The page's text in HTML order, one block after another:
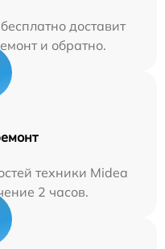
доставит
и обратно.
техники Midea
2 часов.